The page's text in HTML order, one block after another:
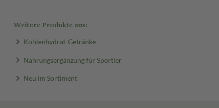
Weitere Produkte aus:
Kohlenhydrat-Getränke
Nahrungsergänzung für Sportler
Neu im Sortiment